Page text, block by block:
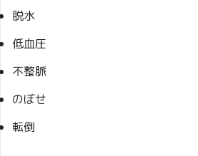
脱水
低血圧
不整脈
のぼせ
転倒